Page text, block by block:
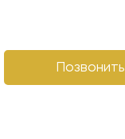
Позвонить